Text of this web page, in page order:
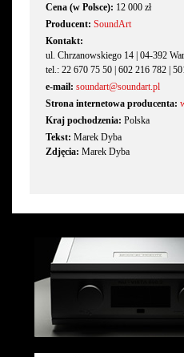
Cena (w Polsce): 12 000 zł
Producent: SoundArt
Kontakt:
ul. Chrzanowskiego 14 | 04-392
tel.: 22 670 75 50 | 602 216 782 |
e-mail: soundart@soundart.pl
Strona internetowa producenta:
Kraj pochodzenia: Polska
Tekst: Marek Dyba
Zdjęcia: Marek Dyba